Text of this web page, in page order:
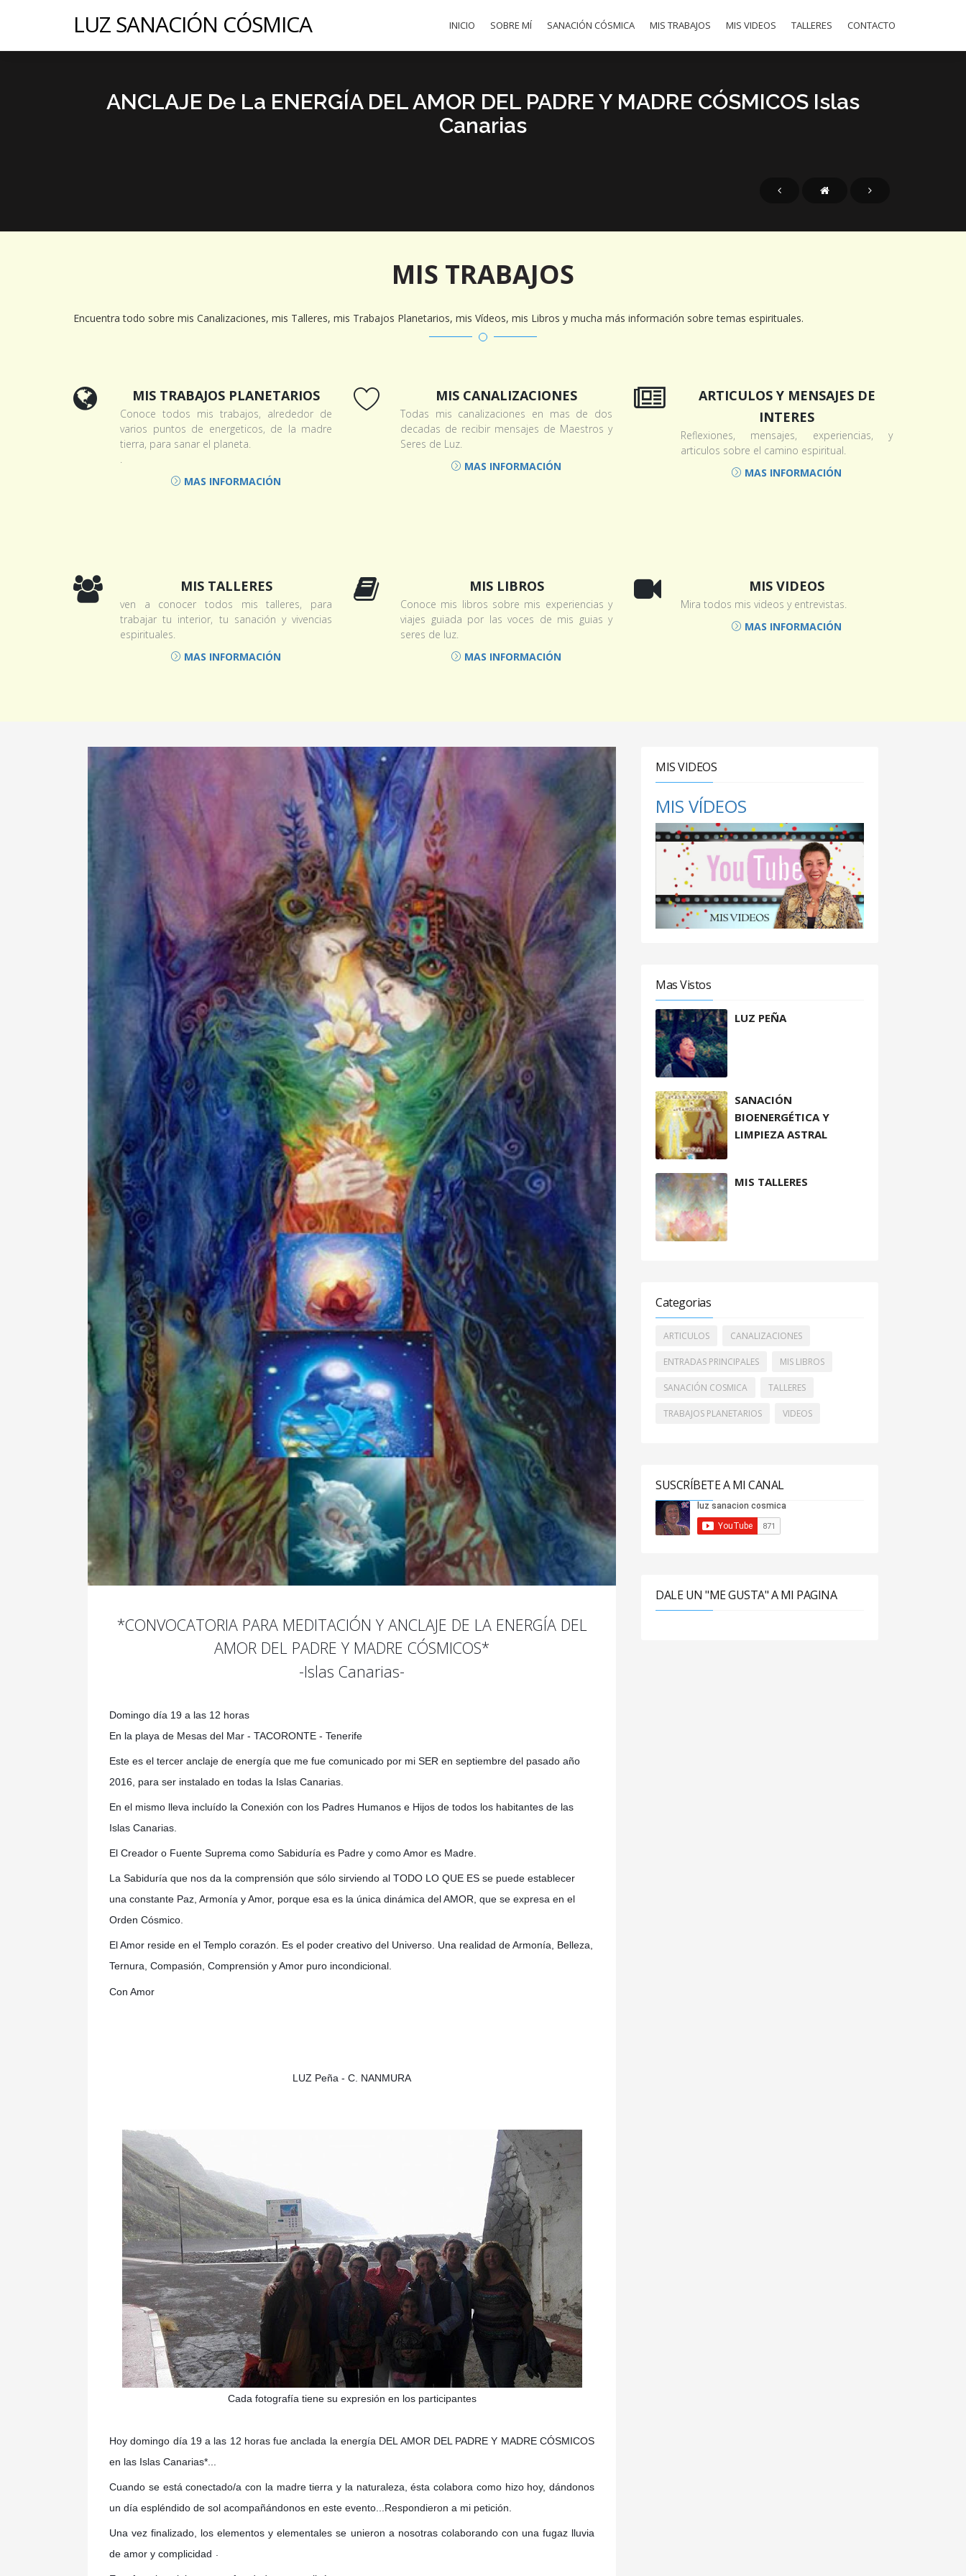
LUZ SANACIÓN CÓSMICA INICIO SOBRE MÍ SANACIÓN CÓSMICA MIS TRABAJOS MIS VIDEOS TALLERES CONTACTO
ANCLAJE De La ENERGÍA DEL AMOR DEL PADRE Y MADRE CÓSMICOS Islas
Canarias
MIS TRABAJOS
Encuentra todo sobre mis Canalizaciones, mis Talleres, mis Trabajos Planetarios, mis Vídeos, mis Libros y mucha más información sobre temas espirituales.
MIS TRABAJOS PLANETARIOS
Conoce todos mis trabajos, alrededor de
varios puntos de energeticos, de la madre
tierra, para sanar el planeta.
.
MAS INFORMACIÓN
MIS CANALIZACIONES
Todas mis canalizaciones en mas de dos
decadas de recibir mensajes de Maestros y
Seres de Luz.
MAS INFORMACIÓN
ARTICULOS Y MENSAJES DE
INTERES
Reflexiones, mensajes, experiencias, y
articulos sobre el camino espiritual.
MAS INFORMACIÓN
MIS TALLERES
ven a conocer todos mis talleres, para
trabajar tu interior, tu sanación y vivencias
espirituales.
MAS INFORMACIÓN
MIS LIBROS
Conoce mis libros sobre mis experiencias y
viajes guiada por las voces de mis guias y
seres de luz.
MAS INFORMACIÓN
MIS VIDEOS
Mira todos mis videos y entrevistas.
MAS INFORMACIÓN
*CONVOCATORIA PARA MEDITACIÓN Y ANCLAJE DE LA ENERGÍA DEL
AMOR DEL PADRE Y MADRE CÓSMICOS*
-Islas Canarias-
Domingo día 19 a las 12 horas
En la playa de Mesas del Mar - TACORONTE - Tenerife
Este es el tercer anclaje de energía que me fue comunicado por mi SER en septiembre del pasado año
2016, para ser instalado en todas la Islas Canarias.
En el mismo lleva incluído la Conexión con los Padres Humanos e Hijos de todos los habitantes de las
Islas Canarias.
El Creador o Fuente Suprema como Sabiduría es Padre y como Amor es Madre.
La Sabiduría que nos da la comprensión que sólo sirviendo al TODO LO QUE ES se puede establecer
una constante Paz, Armonía y Amor, porque esa es la única dinámica del AMOR, que se expresa en el
Orden Cósmico.
El Amor reside en el Templo corazón. Es el poder creativo del Universo. Una realidad de Armonía, Belleza,
Ternura, Compasión, Comprensión y Amor puro incondicional.
Con Amor
LUZ Peña - C. NANMURA
Cada fotografía tiene su expresión en los participantes
Hoy domingo día 19 a las 12 horas fue anclada la energía DEL AMOR DEL PADRE Y MADRE CÓSMICOS
en las Islas Canarias*...
Cuando se está conectado/a con la madre tierra y la naturaleza, ésta colabora como hizo hoy, dándonos
un día espléndido de sol acompañándonos en este evento...Respondieron a mi petición.
Una vez finalizado, los elementos y elementales se unieron a nosotras colaborando con una fugaz lluvia
de amor y complicidad
MIS VIDEOS
MIS VÍDEOS
Mas Vistos
LUZ PEÑA
SANACIÓN
BIOENERGÉTICA Y
LIMPIEZA ASTRAL
MIS TALLERES
Categorias
ARTICULOS CANALIZACIONES
ENTRADAS PRINCIPALES MIS LIBROS
SANACIÓN COSMICA TALLERES
TRABAJOS PLANETARIOS VIDEOS
SUSCRÍBETE A MI CANAL
DALE UN "ME GUSTA" A MI PAGINA